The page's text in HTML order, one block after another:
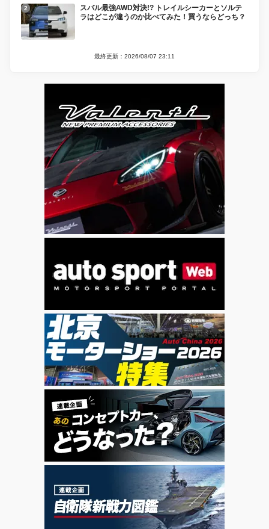
スバル最強AWD対決!? トレイルシーカーとソルテ
ラはどこが違うのか比べてみた！買うならどっち？
最終更新：2026/08/07 23:11